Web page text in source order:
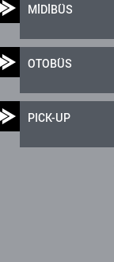
MİDİBÜS
OTOBÜS
PICK-UP